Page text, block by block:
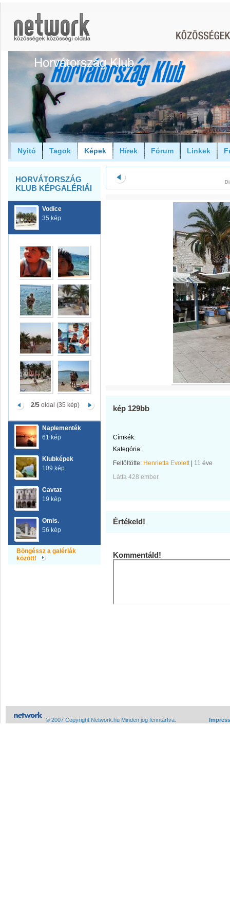
Horvátország Klub
Nyitó Tagok Képek Hírek Fórum Linkek
HORVÁTORSZÁG
KLUB KÉPGALÉRIÁI
Vodice
35 kép
2/5oldal (35 kép)
Naplementék
61 kép
Klubképek
109 kép
Cavtat
19 kép
Omis.
56 kép
Böngéssz a galériák
között!
kép 129bb
Címkék:
Kategória:
Feltöltötte: Henrietta Evolett| 11 éve
Látta 428 ember.
Értékeld!
Kommentáld!
© 2007 Copyright Network.hu Minden jog fenntartva.